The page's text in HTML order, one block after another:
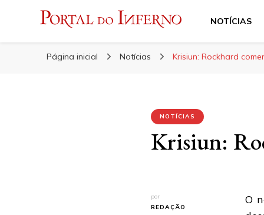
Portal do Inferno
NOTÍCIAS
Página inicial Notícias Krisiun: Rockhard
NOTÍCIAS
Krisiun:
por
REDAÇÃO
O